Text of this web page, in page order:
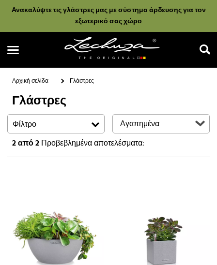
Ανακαλύψτε τις γλάστρες μας με σύστημα άρδευσης για τον
εξωτερικό σας χώρο
Αναζήτηση
Αρχική σελίδα Γλάστρες
Γλάστρες
Φίλτρο
2από 2Προβεβλημένα αποτελέσματα: